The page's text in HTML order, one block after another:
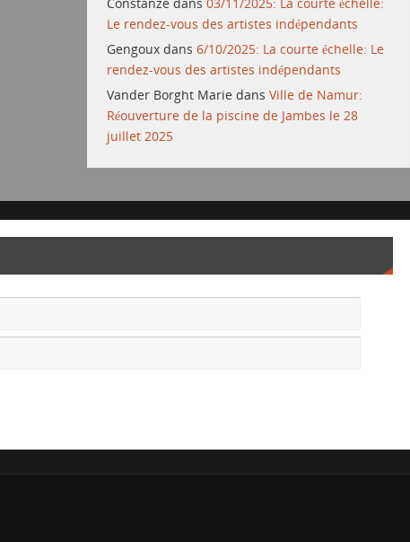
Le rendez-vous des artistes indépendants
Gengoux dans6/10/2025: La courte échelle: Le
rendez-vous des artistes indépendants
Vander Borght Marie dansVille de Namur:
Réouverture de la piscine de Jambes le 28
juillet 2025